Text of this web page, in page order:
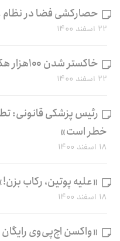
حصارکشی فضا در نظام
۲۲ اسفند ۱۴۰۰
خاکستر شدن ۱۰۰هزار هکتار جنگل و مرتع طی ۵ سال
۲۲ اسفند ۱۴۰۰
رئیس پزشکی قانونی:
خطر است»
۱۸ اسفند ۱۴۰۰
«علیه پوتین، رکاب
۱۸ اسفند ۱۴۰۰
«واکسن اچ‌پی‌وی